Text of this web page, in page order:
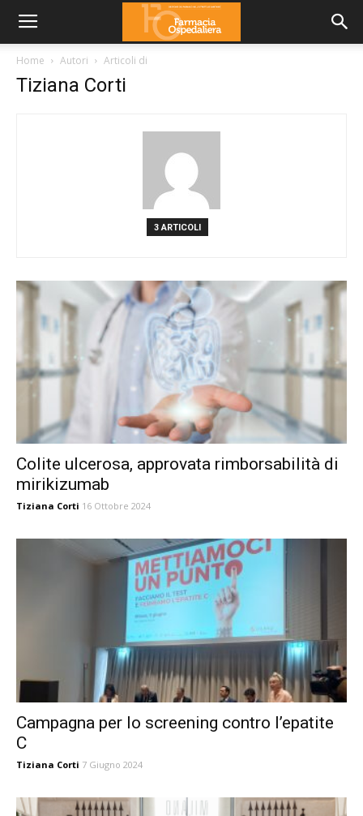
Home Autori Articoli di
Tiziana Corti
3 ARTICOLI
Colite ulcerosa, approvata rimborsabilità di
mirikizumab
Tiziana Corti 16 Ottobre 2024
Campagna per lo screening contro l’epatite
C
Tiziana Corti 7 Giugno 2024